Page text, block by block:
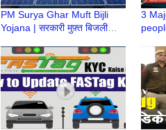
PM Surya Ghar Muft Bijli
Yojana | सरकारी मुफ़्त बिजली
3